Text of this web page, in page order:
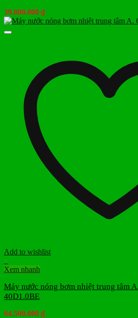
39.800.000 ₫
Add to wishlist
+
Xem nhanh
Máy nước nóng bơm nhiệt trung tâm
40D1.0BE
64.500.000 ₫